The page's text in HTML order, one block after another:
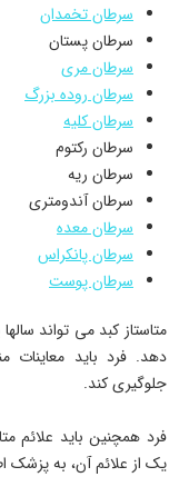
سرطان تخمدان
سرطان پستان
سرطان مری
سرطان روده بزرگ
سرطان کلیه
سرطان رکتوم
سرطان ریه
سرطان آندومتری
سرطان معده
سرطان پانکراس
سرطان پوست
متاستاز کبد می تواند
دهد. فرد باید معاینات
جلوگیری کند.
فرد همچنین باید علائم
یک از علائم آن، به پزشک